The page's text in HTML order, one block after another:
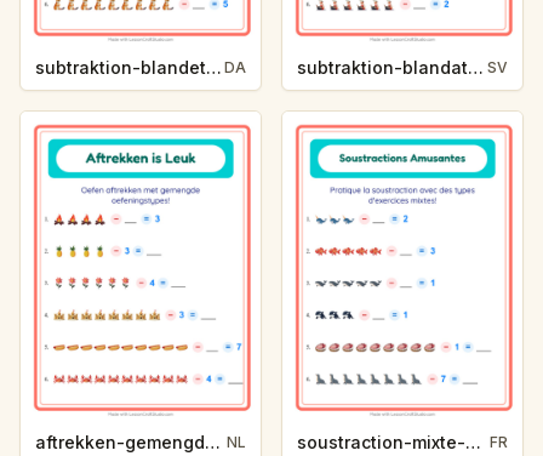
subtraktion-blandet-zoodyr-3302 DA subtraktion-blandat-yrken-02a3 SV
aftrekken-gemengd-zomer-5091 NL soustraction-mixte-vie-oceanique-f2d3 FR